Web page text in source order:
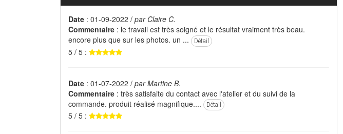
Date : 01-09-2022 / par Claire C.
Commentaire : le travail est très soigné et le résultat vraiment très beau.
encore plus que sur les photos. un ...
Détail
5 / 5 :
Date : 01-07-2022 / par Martine B.
Commentaire : très satisfaite du contact avec l'atelier et du suivi de la
commande. produit réalisé magnifique....
Détail
5 / 5 :